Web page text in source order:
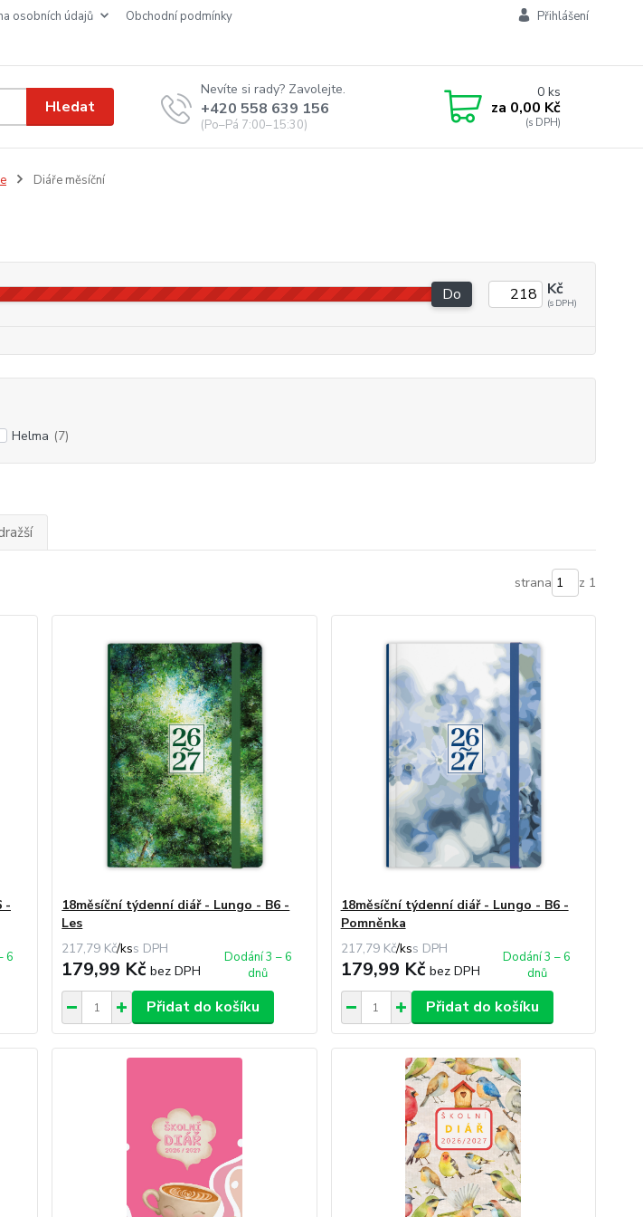
osobních údajů
obchodní podmínky
Přihlášení
Hledat
Nevíte si rady? Zavolejte.
+420 558 639 156
(Po–Pá 7:00–15:30)
0ks
za 0,00 Kč
Diáře měsíční
Do Kč
Helma (7)
strana z 1
-
6
18měsíční týdenní diář - Lungo - B6 -
Les
217,79 Kč/ks
179,99 Kčbez DPH
Dodání 3 – 6
dnů
Přidat do košíku
18měsíční týdenní diář - Lungo - B6 -
Pomněnka
217,79 Kč/ks
179,99 Kč bez DPH
Dodání 3 – 6
dnů
Přidat do košíku